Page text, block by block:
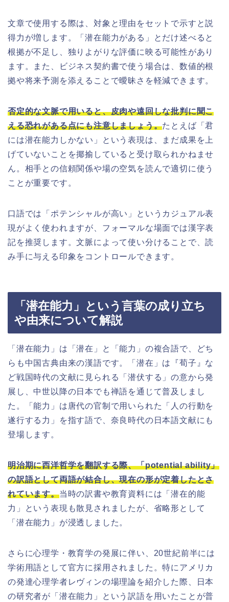
文章で使用する際は、対象と理由をセットで示すと説
得力が増します。「潜在能力がある」とだけ述べると
根拠が不足し、独りよがりな評価に映る可能性があり
ます。また、ビジネス契約書で使う場合は、数値的根
拠や将来予測を添えることで曖昧さを軽減できます。
否定的な文脈で用いると、皮肉や遠回しな批判に聞こ
える恐れがある点にも注意しましょう。たとえば「君
には潜在能力しかない」という表現は、まだ成果を上
げていないことを揶揄していると受け取られかねませ
ん。相手との信頼関係や場の空気を読んで適切に使う
ことが重要です。
口語では「ポテンシャルが高い」というカジュアル表
現がよく使われますが、フォーマルな場面では漢字表
記を推奨します。文脈によって使い分けることで、読
み手に与える印象をコントロールできます。
「潜在能力」という言葉の成り立ち
や由来について解説
「潜在能力」は「潜在」と「能力」の複合語で、どち
らも中国古典由来の漢語です。「潜在」は『荀子』な
ど戦国時代の文献に見られる「潜伏する」の意から発
展し、中世以降の日本でも禅語を通じて普及しまし
た。「能力」は唐代の官制で用いられた「人の行動を
遂行する力」を指す語で、奈良時代の日本語文献にも
登場します。
明治期に西洋哲学を翻訳する際、「potential ability」
の訳語として両語が結合し、現在の形が定着したとさ
れています。当時の訳書や教育資料には「潜在的能
力」という表現も散見されましたが、省略形として
「潜在能力」が浸透しました。
さらに心理学・教育学の発展に伴い、20世紀前半には
学術用語として官方に採用されました。特にアメリカ
の発達心理学者レヴィンの場理論を紹介した際、日本
の研究者が「潜在能力」という訳語を用いたことが普